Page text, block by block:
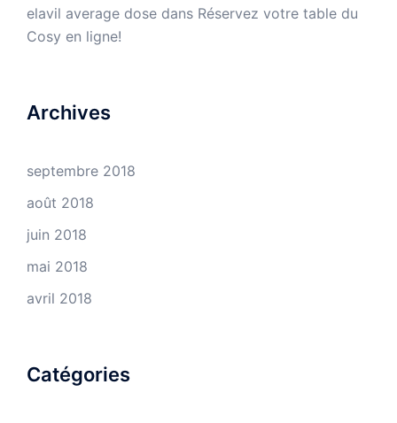
elavil average dose dans Réservez votre table du
Cosy en ligne!
Archives
septembre 2018
août 2018
juin 2018
mai 2018
avril 2018
Catégories